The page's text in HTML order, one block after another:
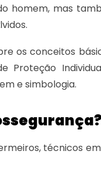
homem, mas
os conceitos
Proteção
e simbologia.
técnicos